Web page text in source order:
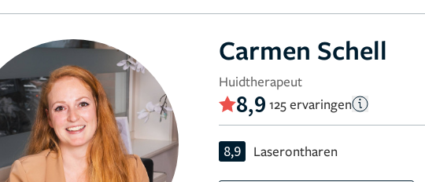
Carmen Schell
Huidtherapeut
8,9 125 ervaringen
8,9 Laserontharen